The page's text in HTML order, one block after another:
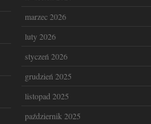
marzec 2026
luty 2026
styczeń 2026
grudzień 2025
listopad 2025
październik 2025